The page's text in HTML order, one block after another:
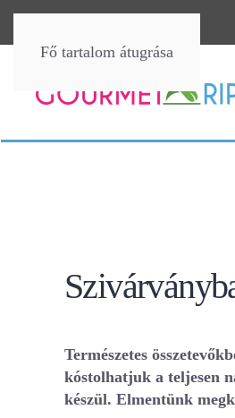
Fő tartalom átugrása
Természetes
kóstolhatjuk a teljesen
készül. Elmentünk